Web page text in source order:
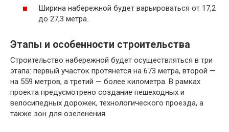
Ширина набережной будет варьироваться от 17,2
до 27,3 метра.
Этапы и особенности строительства
Строительство набережной будет осуществляться в три
этапа: первый участок протянется на 673 метра, второй —
на 559 метров, а третий — более километра. В рамках
проекта предусмотрено создание пешеходных и
велосипедных дорожек, технологического проезда, а
также зон для озеленения.